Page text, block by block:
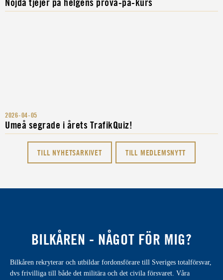
2026-04-05
Umeå segrade i årets TrafikQuiz!
TILL NYHETSARKIVET TILL MEDLEMSNYTT
BILKÅREN - NÅGOT FÖR MIG?
Bilkåren rekryterar och utbildar fordonsförare till Sveriges totalförsvar,
dvs frivilliga till både det militära och det civila försvaret. Våra